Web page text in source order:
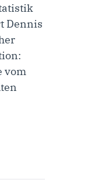
Dennis
vom